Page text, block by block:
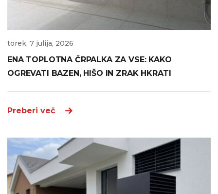
torek, 7 julija, 2026
ENA TOPLOTNA ČRPALKA ZA VSE: KAKO
OGREVATI BAZEN, HIŠO IN ZRAK HKRATI
Preberi več